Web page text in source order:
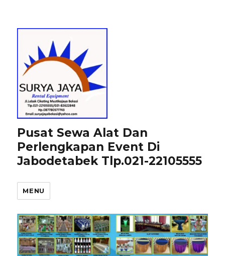
Pusat Sewa Alat Dan
Perlengkapan Event Di
Jabodetabek Tlp.021-22105555
MENU